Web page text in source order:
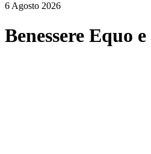
6 Agosto 2026
Benessere Equo